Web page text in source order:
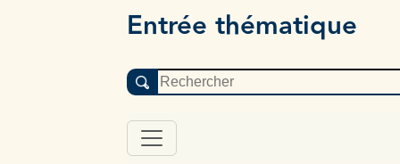
Entrée thématique